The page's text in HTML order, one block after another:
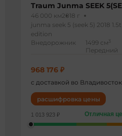
Traum Junma SEEK
46 000 км2018 г
junma seek 5 (seek 5) 2018
edition
Внедорожник
1499 см 3
Передний
968 176 ₽
с доставкой во Владивосток
расшифровка цены
1 013 923 ₽ Отличная